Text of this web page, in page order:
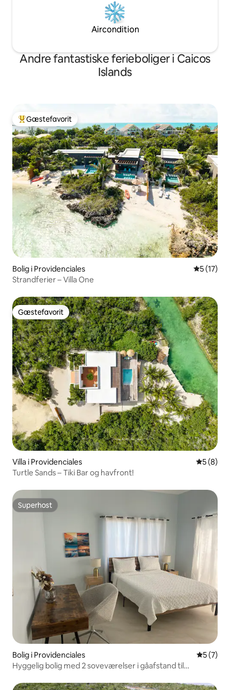
Aircondition
Andre fantastiske ferieboliger i Caicos
Islands
Bedste gæstefavorit
Gæstefavorit
Bolig i Providenciales 5 ud af 5
5 (17)
Strandferier – Villa One
Gæstefavorit
Gæstefavorit
Villa i Providenciales 5 ud af 5
5 (8)
Turtle Sands – Tiki Bar og havfront!
Superhost
Superhost
Bolig i Providenciales 5 ud af 5
5 (7)
Hyggelig bolig med 2 soveværelser i gåafstand til